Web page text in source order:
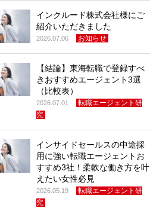
インクルード株式会社様にご
紹介いただきました
2026.07.06 お知らせ
【結論】東海転職で登録すべ
きおすすめエージェント3選
（比較表）
2026.07.01
転職エージェント研
究
インサイドセールスの中途採
用に強い転職エージェントお
すすめ3社！柔軟な働き方を叶
えたい女性必見
2026.05.19
転職エージェント研
究